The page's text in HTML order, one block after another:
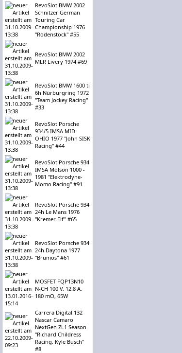
RevoSlot BMW 2002
Schnitzer German
Touring Car
Championship 1976
"Rodenstock" #55
RevoSlot BMW 2002
MLR Livery 1974 #69
RevoSlot BMW 1600 ti
6h Nürburgring 1972
"Team Jockey Racing"
#33
RevoSlot Porsche
934/5 IMSA MID-
OHIO 1977 "John SISK
Racing" #44
RevoSlot Porsche 934
IMSA Molson 1000 -
1981 "Elektrodyne-
Momo Racing" #91
RevoSlot Porsche 934
24h Le Mans 1976
"Kremer Elf" #65
RevoSlot Porsche 934
24h Daytona 1977
"Brumos" #61
MOSFET FQP13N10
N-CH 100 V, 12.8 A,
180 mΩ, 65W
Carrera Digital 132
Nascar Camaro
NextGen ZL1 Season
"Richard Childress
Racing, Kyle Busch"
#8